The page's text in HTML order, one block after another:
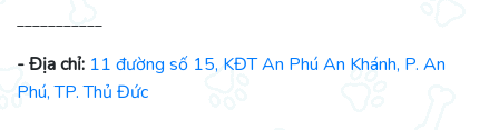
- Địa chỉ: 11 đường số 15, KĐT An Phú An Khánh, P. An
Phú, TP. Thủ Đức